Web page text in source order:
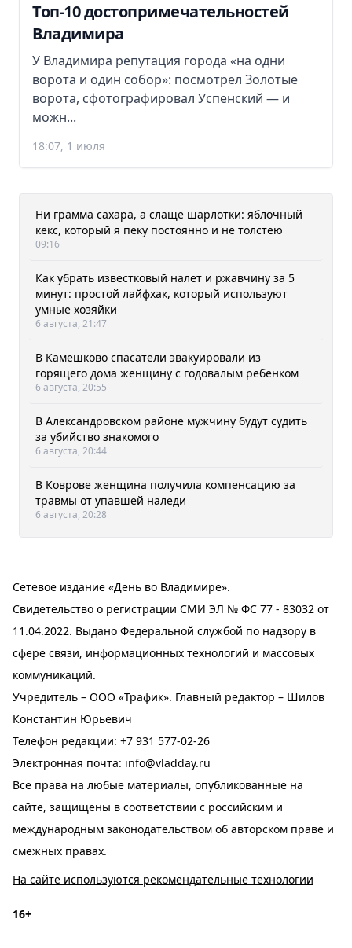
Топ-10 достопримечательностей
Владимира
У Владимира репутация города «на одни
ворота и один собор»: посмотрел Золотые
ворота, сфотографировал Успенский — и
можн...
18:07, 1 июля
Ни грамма сахара, а слаще шарлотки: яблочный
кекс, который я пеку постоянно и не толстею
09:16
Как убрать известковый налет и ржавчину за 5
минут: простой лайфхак, который используют
умные хозяйки
6 августа, 21:47
В Камешково спасатели эвакуировали из
горящего дома женщину с годовалым ребенком
6 августа, 20:55
В Александровском районе мужчину будут судить
за убийство знакомого
6 августа, 20:44
В Коврове женщина получила компенсацию за
травмы от упавшей наледи
6 августа, 20:28
Сетевое издание «День во Владимире».
Свидетельство о регистрации СМИ ЭЛ № ФС 77 - 83032 от
11.04.2022. Выдано Федеральной службой по надзору в
сфере связи, информационных технологий и массовых
коммуникаций.
Учредитель – ООО «Трафик». Главный редактор – Шилов
Константин Юрьевич
Телефон редакции: +7 931 577-02-26
Электронная почта: info@vladday.ru
Все права на любые материалы, опубликованные на
сайте, защищены в соответствии с российским и
международным законодательством об авторском праве и
смежных правах.
На сайте используются рекомендательные технологии
16+